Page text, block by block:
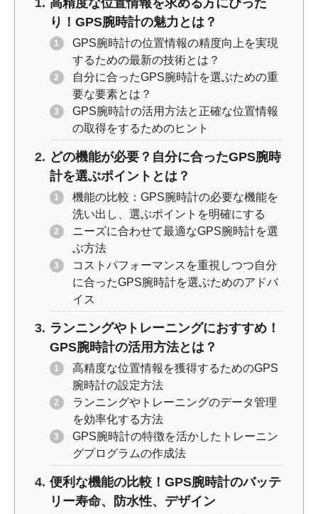
り！GPS腕時計の魅力とは？
GPS腕時計の位置情報の精度向上を実現
するための最新の技術とは？
自分に合ったGPS腕時計を選ぶための重
要な要素とは？
GPS腕時計の活用方法と正確な位置情報
の取得をするためのヒント
どの機能が必要？自分に合ったGPS腕時
計を選ぶポイントとは？
機能の比較：GPS腕時計の必要な機能を
洗い出し、選ぶポイントを明確にする
ニーズに合わせて最適なGPS腕時計を選
ぶ方法
コストパフォーマンスを重視しつつ自分
に合ったGPS腕時計を選ぶためのアドバ
イス
ランニングやトレーニングにおすすめ！
GPS腕時計の活用方法とは？
高精度な位置情報を獲得するためのGPS
腕時計の設定方法
ランニングやトレーニングのデータ管理
を効率化する方法
GPS腕時計の特徴を活かしたトレーニン
グプログラムの作成法
便利な機能の比較！GPS腕時計のバッテ
リー寿命、防水性、デザイン